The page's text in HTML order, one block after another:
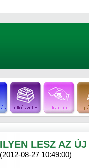
ILYEN LESZ AZ
(2012-08-27 10:49:00)